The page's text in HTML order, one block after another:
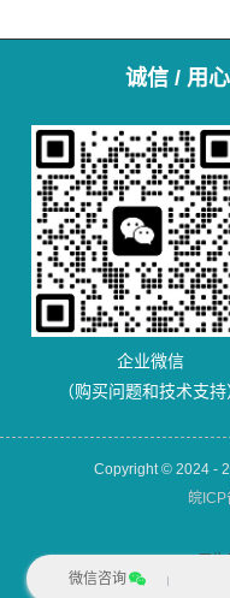
诚信 / 用
企业微信
（购买问题和技术支持
Copyright © 2024 -
皖
犀牛
微信咨询